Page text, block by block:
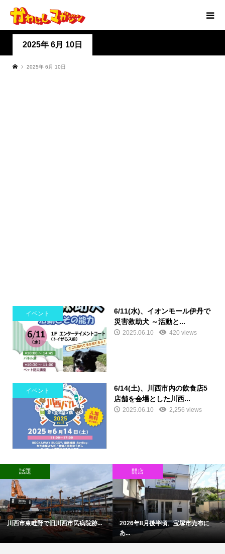
2025年 6月 10日
2025年 6月 10日
イベント
6/11(水)、イオンモール伊丹で
災害救助犬 ～活動と...
2025.06.10 420 views
イベント
6/14(土)、川西市内の飲食店5
店舗を会場とした川西...
2025.06.10 2,256 views
話題
川西市東畦野で旧川西市民病院跡...
開店
2026年8月後半頃、宝塚市売布に
あ...